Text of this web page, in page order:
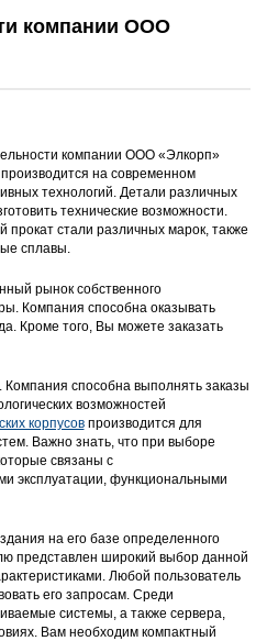
компании ООО
компании ООО «Элкорп»
на современном
технологий. Детали различных
технические возможности.
прокат стали различных марок, также
сплавы.
рынок собственного
Компания способна оказывать
Кроме того, Вы можете заказать
Компания способна выполнять заказы
возможностей
корпусовпроизводится для
Важно знать, что при выборе
связаны с
эксплуатации, функциональными
на его базе определенного
представлен широкий выбор данной
Любой пользователь
его запросам. Среди
системы, а также сервера,
Вам необходим компактный